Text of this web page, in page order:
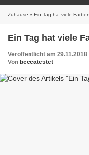
Zuhause » Ein Tag hat viele Farben
Ein Tag hat viele
Veröffentlicht am 29.11.2018
Von beccatestet